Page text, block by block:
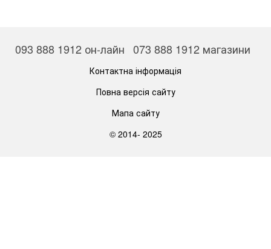
093 888 1912 он-лайн 073 888 1912 магазини
Контактна інформація
Повна версія сайту
Мапа сайту
© 2014- 2025